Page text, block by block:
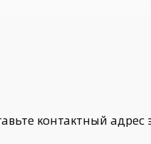
контактный